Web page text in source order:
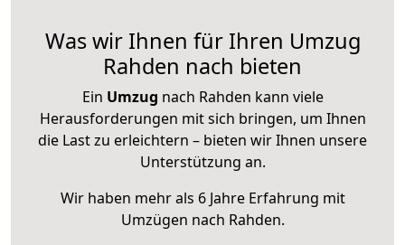
Was wir Ihnen für Ihren Umzug
Rahden nach bieten
Ein Umzug nach Rahden kann viele
Herausforderungen mit sich bringen, um Ihnen
die Last zu erleichtern – bieten wir Ihnen unsere
Unterstützung an.
Wir haben mehr als 6 Jahre Erfahrung mit
Umzügen nach Rahden.